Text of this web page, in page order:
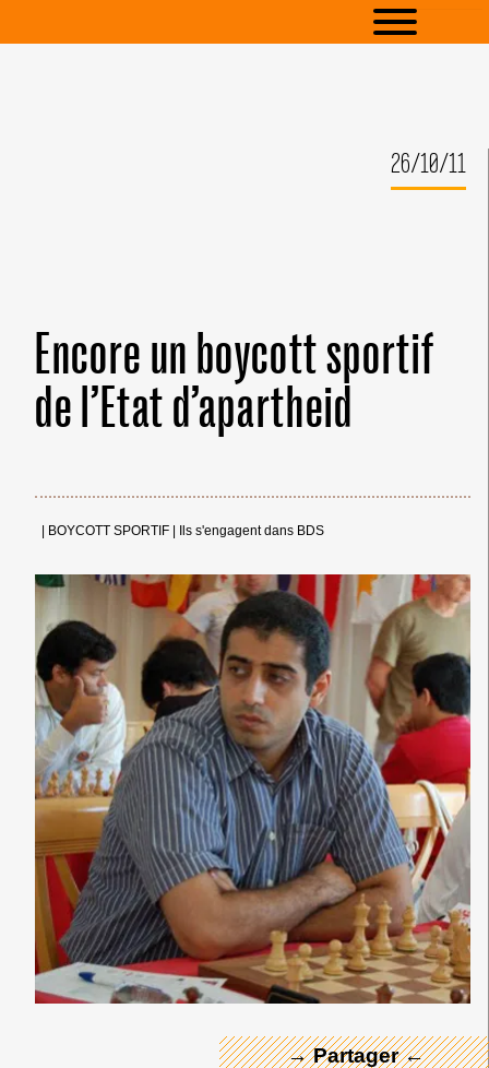
26/10/11
Encore un boycott sportif
de l’Etat d’apartheid
BOYCOTT SPORTIF Ils s'engagent dans BDS
→ Partager ←
← Merci ! →